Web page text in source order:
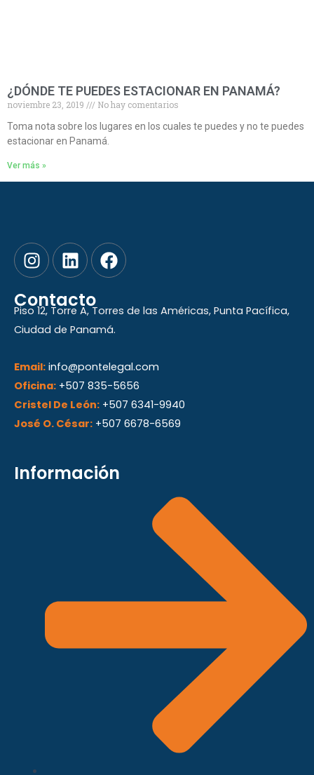
¿DÓNDE TE PUEDES ESTACIONAR EN PANAMÁ?
noviembre 23, 2019
No hay comentarios
Toma nota sobre los lugares en los cuales te puedes y no te puedes
estacionar en Panamá.
Ver más »
I
n
s
t
a
g
a
m
L
i
n
k
e
d
n
F
a
c
e
b
o
o
k
Contacto
Piso 12, Torre A, Torres de las Américas, Punta Pacífica,
Ciudad de Panamá.
Email: info@pontelegal.com
Oficina: +507 835-5656
Cristel De León: +507 6341-9940
José O. César: +507 6678-6569
Información